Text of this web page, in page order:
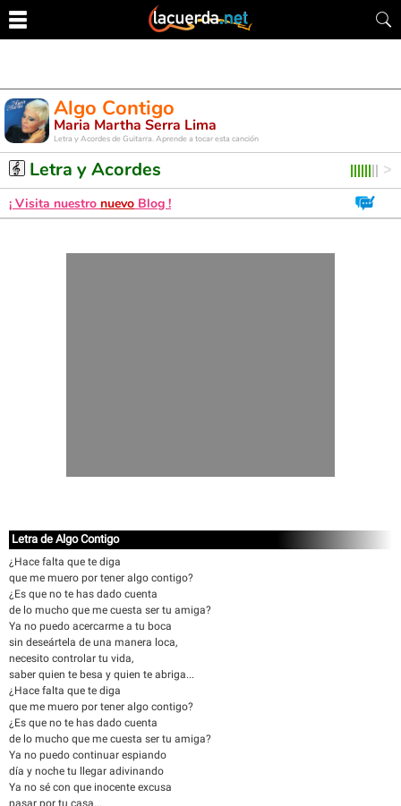
Algo Contigo
Maria Martha Serra Lima
Letra y Acordes de Guitarra. Aprende a tocar esta canción
Letra y Acordes
¡ Visita nuestro nuevo Blog !
Letra de Algo Contigo
¿Hace falta que te diga
que me muero por tener algo contigo?
¿Es que no te has dado cuenta
de lo mucho que me cuesta ser tu amiga?
Ya no puedo acercarme a tu boca
sin deseártela de una manera loca,
necesito controlar tu vida,
saber quien te besa y quien te abriga...
¿Hace falta que te diga
que me muero por tener algo contigo?
¿Es que no te has dado cuenta
de lo mucho que me cuesta ser tu amiga?
Ya no puedo continuar espiando
día y noche tu llegar adivinando
Ya no sé con que inocente excusa
pasar por tu casa...